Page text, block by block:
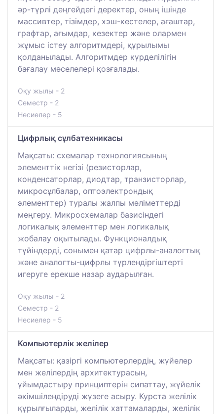
әр-түрлі деңгейдегі деректер, оның ішінде
массивтер, тізімдер, хэш-кестелер, ағаштар,
графтар, ағымдар, кезектер және олармен
жұмыс істеу алгоритмдері, құрылымы
қолданылады. Алгоритмдер күрделілігін
бағалау мәселелері қозғалады.
Оқу жылы - 2
Семестр - 2
Несиелер - 5
Цифрлық сұлбатехникасы
Мақсаты: схемалар технологиясының
элементтік негізі (резисторлар,
конденсаторлар, диодтар, транзисторлар,
микросұлбалар, оптоэлектрондық
элементтер) туралы жалпы мәліметтерді
меңгеру. Микросхемалар базисіндегі
логикалық элементтер мен логикалық
жобалау оқытылады. Функционалдық
түйіндерді, сонымен қатар цифрлы-аналогтық
және аналогты-цифрлы түрлендіргіштерті
игеруге ерекше назар аударылған.
Оқу жылы - 2
Семестр - 2
Несиелер - 5
Компьютерлік желілер
Мақсаты: қазіргі компьютерлердің, жүйелер
мен желілердің архитектурасын,
ұйымдастыру принциптерін сипаттау, жүйелік
әкімшілендіруді жүзеге асыру. Курста желілік
құрылғыларды, желілік хаттамаларды, желілік